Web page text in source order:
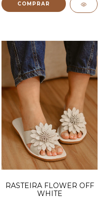
COMPRAR
RASTEIRA FLOWER OFF
WHITE